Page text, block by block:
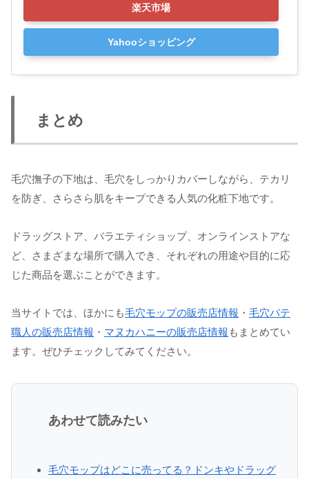
楽天市場
Yahooショッピング
まとめ
毛穴撫子の下地は、毛穴をしっかりカバーしながら、テカリ
を防ぎ、さらさら肌をキープできる人気の化粧下地です。
ドラッグストア、バラエティショップ、オンラインストアな
ど、さまざまな場所で購入でき、それぞれの用途や目的に応
じた商品を選ぶことができます。
当サイトでは、ほかにも毛穴モップの販売店情報 ・ 毛穴パテ
職人の販売店情報 ・ マヌカハニーの販売店情報 もまとめてい
ます。ぜひチェックしてみてください。
あわせて読みたい
毛穴モップはどこに売ってる？ドンキやドラッグ